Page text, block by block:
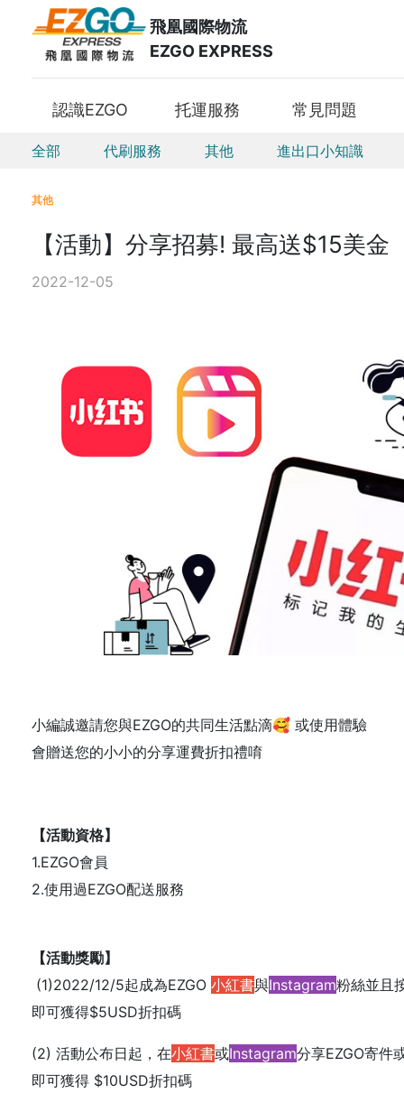
飛凰國際物流
EZGO EXPRESS
認識EZGO 托運服務 常見問題
全部 代刷服務 其他 進出口小知識
其他
【活動】分享招募! 最高送$15美金
2022-12-05
小編誠邀請您與EZGO的共同生活點滴🥰 或使用體驗
會贈送您的小小的分享運費折扣禮唷
【活動資格】
1.EZGO會員
2.使用過EZGO配送服務
【活動獎勵】
(1)2022/12/5起成為EZGO 小紅書與Instagram粉絲並且
即可獲得$5USD折扣碼
(2) 活動公布日起，在小紅書或Instagram分享EZGO寄件
即可獲得 $10USD折扣碼